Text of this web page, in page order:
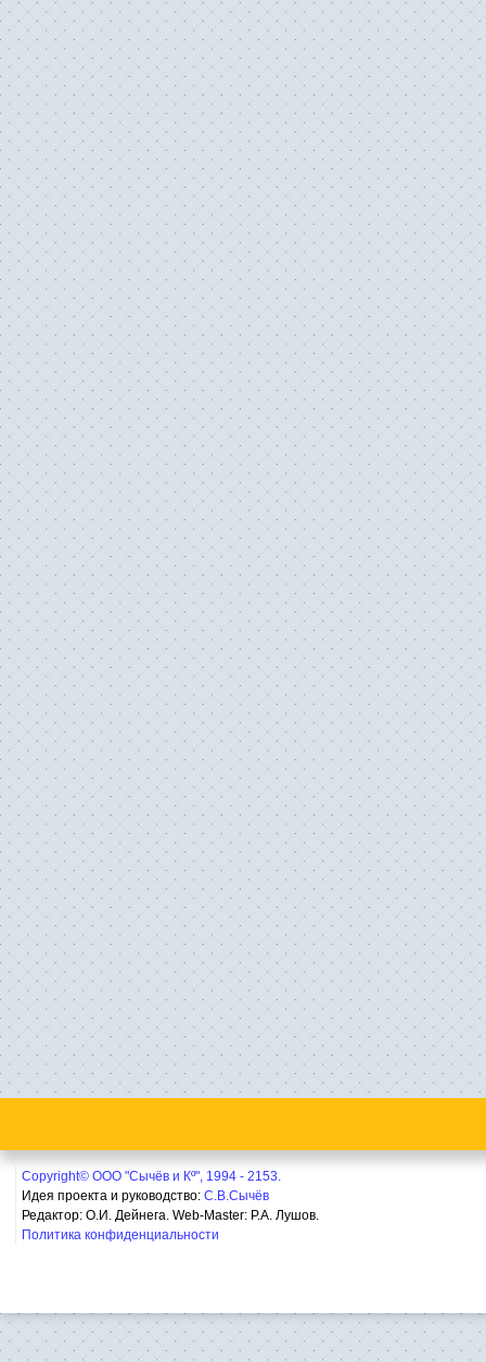
Copyright© ООО "Сычёв и Кº", 1994 - 2153.
Идея проекта и руководство: С.В.Сычёв
Редактор: О.И. Дейнега. Web-Master: Р.А. Лушов.
Политика конфиденциальности